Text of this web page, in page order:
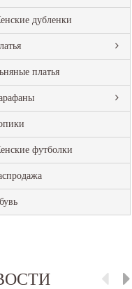
дубленки
платья
футболки